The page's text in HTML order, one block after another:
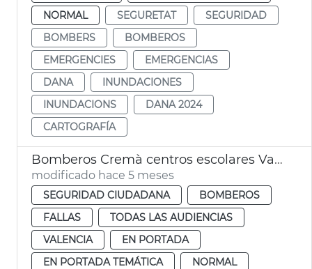
NORMAL
SEGURETAT
SEGURIDAD
BOMBERS
BOMBEROS
EMERGENCIES
EMERGENCIAS
DANA
INUNDACIONES
INUNDACIONS
DANA 2024
CARTOGRAFÍA
Bomberos Cremà centros escolares València
modificado hace 5 meses
SEGURIDAD CIUDADANA
BOMBEROS
FALLAS
TODAS LAS AUDIENCIAS
VALENCIA
EN PORTADA
EN PORTADA TEMÁTICA
NORMAL